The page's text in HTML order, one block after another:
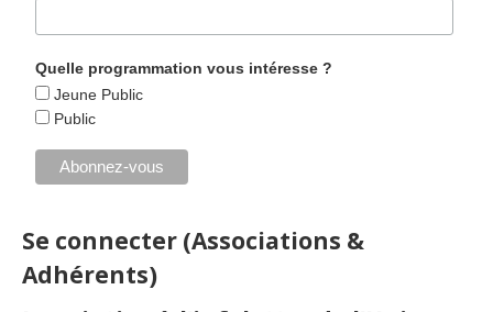
Quelle programmation vous intéresse ?
Jeune Public
Public
Se connecter (Associations &
Adhérents)